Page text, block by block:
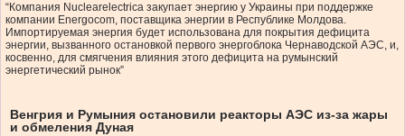
“Компания Nuclearelectrica закупает энергию у Украины при поддержке
компании Energocom, поставщика энергии в Республике Молдова.
Импортируемая энергия будет использована для покрытия дефицита
энергии, вызванного остановкой первого энергоблока Чернаводской АЭС, и,
косвенно, для смягчения влияния этого дефицита на румынский
энергетический рынок”
Венгрия и Румыния остановили реакторы АЭС из-за жары
и обмеления Дуная